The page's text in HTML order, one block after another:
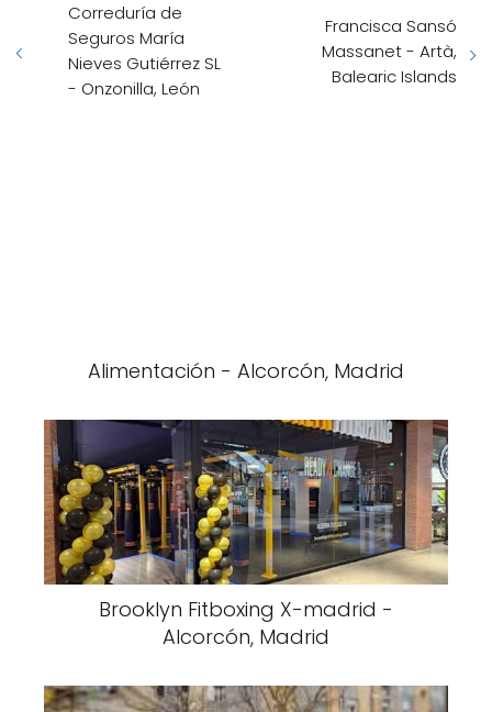
Correduría de
Seguros María
Nieves Gutiérrez SL
- Onzonilla, León
Francisca Sansó
Massanet - Artà,
Balearic Islands
Alimentación - Alcorcón, Madrid
Brooklyn Fitboxing X-madrid -
Alcorcón, Madrid